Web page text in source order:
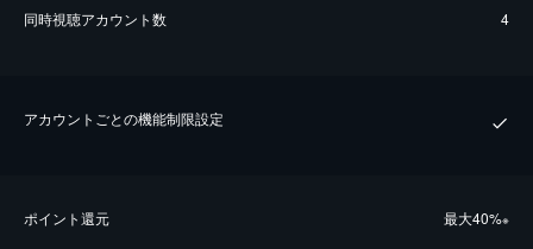
同時視聴アカウント数 4
アカウントごとの機能制限設定
ポイント還元 最⼤40%※